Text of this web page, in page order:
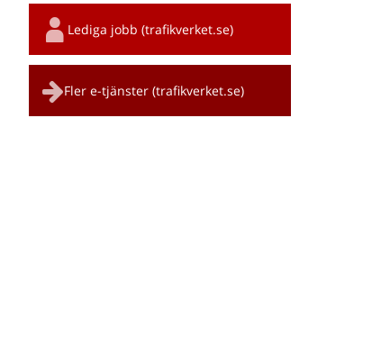
Snabblänkar
Lediga jobb (trafikverket.se)
Fler e-tjänster (trafikverket.se)